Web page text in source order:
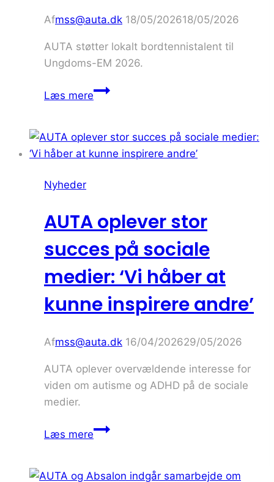
Afmss@auta.dk 18/05/202618/05/2026
AUTA støtter lokalt bordtennistalent til
Ungdoms-EM 2026.
Læs mereAUTA
for
lokalt
Nyheder
AUTA oplever stor
succes på sociale
medier: ‘Vi håber at
kunne inspirere andre’
Afmss@auta.dk 16/04/202629/05/2026
AUTA oplever overvældende interesse for
viden om autisme og ADHD på de sociale
medier.
Læs mereAUTA
succes